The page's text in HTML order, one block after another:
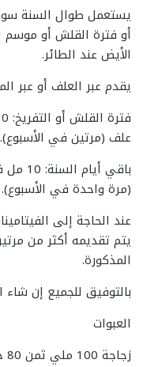
يستعمل طوال السنة
أو فترة القلش أو موسم
الأيض عند الطائر.
يقدم عبر العلف أو عبر
علف (مرتين في الأسبوع).
(مرة واحدة في الأسبوع).
عند الحاجة إلى
يتم تقديمه أكثر من
المذكورة.
بالتوفيق للجميع إن شاء
العبوات
زجاجة 100 ملي ثمن 80 جنيه